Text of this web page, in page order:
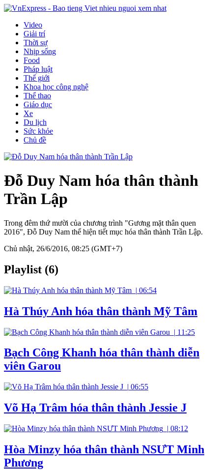
Video
Giải trí
Thời sự
Nhịp sống
Food
Pháp luật
Thế giới
Khoa học công nghệ
Thể thao
Giáo dục
Xe
Du lịch
Sức khỏe
Chủ đề
Đỗ Duy Nam hóa thân thành
Trần Lập
Trong đêm thứ mười của chương trình "Gương mặt thân quen
2016", Đỗ Duy Nam thể hiện tiết mục hóa thân thành Trần Lập.
Chủ nhật, 26/6/2016, 08:25 (GMT+7)
Playlist (6)
| 06:54
Hà Thúy Anh hóa thân thành Mỹ Tâm
| 11:25
Bạch Công Khanh hóa thân thành diễn
viên Garou
| 06:55
Võ Hạ Trâm hóa thân thành Jessie J
| 08:12
Hòa Minzy hóa thân thành NSƯT Minh
Phương